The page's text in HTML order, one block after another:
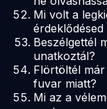
Mi volt a
Beszélgettél
unatkoztál?
Flörtöltél
fuvar miatt?
Mi az a